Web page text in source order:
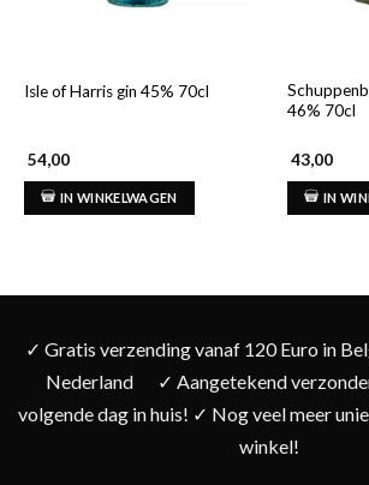
Isle of Harris gin 45% 70cl
54,00
IN WINKELWAGEN
46% 70cl
43,00
IN
✓ Gratis verzending vanaf 120 Euro in
Nederland
✓ Aangetekend
volgende dag in huis! ✓ Nog veel meer
winkel!